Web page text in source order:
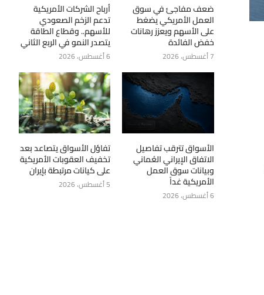
ضعف مفاجئ في سوق
العمل الأمريكي يضغط
على الأسهم ويعزز رهانات
خفض الفائدة
7 أغسطس، 2026
أرباح الشركات الأمريكية
تدعم الزخم الصعودي
للأسهم.. وقطاع الطاقة
يتصدر النمو في الربع الثاني
6 أغسطس، 2026
الأسواق تترقب تفاصيل
الاتفاق الإيراني العُماني
وبيانات سوق العمل
الأمريكية غداً
6 أغسطس، 2026
تفاؤل الأسواق يتصاعد بعد
تخفيف العقوبات الأمريكية
على كيانات مرتبطة بإيران
5 أغسطس، 2026